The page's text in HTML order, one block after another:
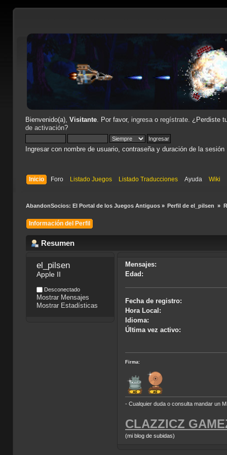
Bienvenido(a), Visitante. Por favor, ingresao regístrate. ¿Perdiste
de activación?
Ingresar con nombre de usuario, contraseña y duración de la sesión
Inicio Foro Listado Juegos Listado Traducciones Ayuda Wiki
AbandonSocios: El Portal de los Juegos Antiguos» Perfil de el_pilsen »
Información del Perfil
Resumen
el_pilsen
Apple II
Desconectado
Mostrar Mensajes
Mostrar Estadísticas
Mensajes:
Edad:
Fecha de registro:
Hora Local:
Idioma:
Última vez activo:
Firma:
- Cualquier duda o consulta mandar un
CLAZZICZ
(mi blog de subidas)